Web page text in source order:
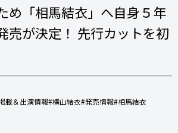
め「相⾺結⾐」へ⾃⾝５年
売が決定！ 先⾏カットを初
載＆出演情報#横⼭結⾐#発売情報#相⾺結⾐